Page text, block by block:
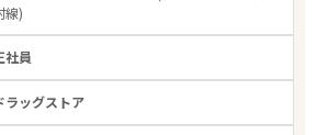
線)
社員
ラッグストア